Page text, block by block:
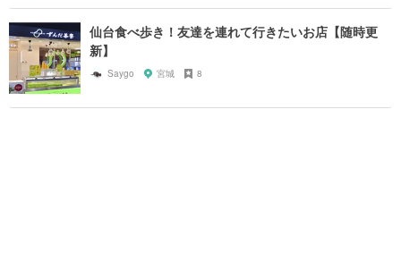
仙台食べ歩き！友達を連れて行きたいお店【随時更
新】
Saygo 宮城 8